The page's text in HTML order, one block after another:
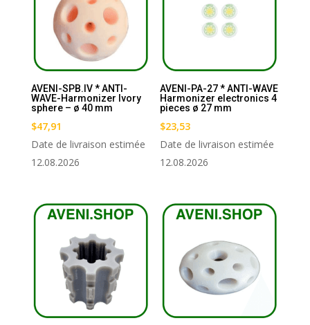
AVENI-SPB.IV * ANTI-
WAVE-Harmonizer Ivory
sphere – ø 40 mm
$47,91
Date de livraison estimée
12.08.2026
AVENI-PA-27 * ANTI-WAVE
Harmonizer electronics 4
pieces ø 27 mm
$23,53
Date de livraison estimée
12.08.2026